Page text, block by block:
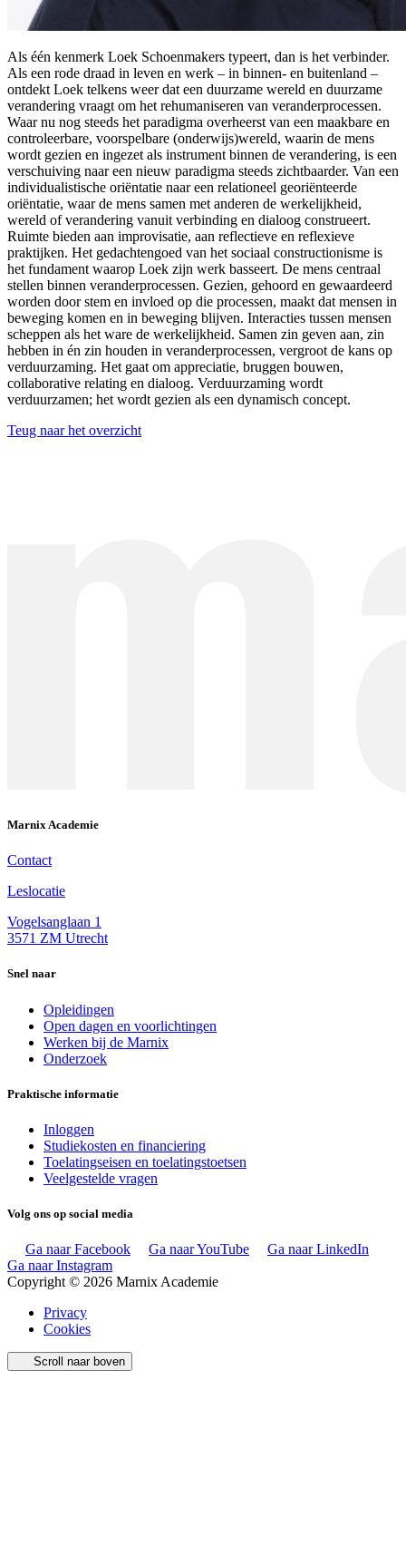
Als één kenmerk Loek Schoenmakers typeert, dan is het verbinder.
Als een rode draad in leven en werk – in binnen- en buitenland –
ontdekt Loek telkens weer dat een duurzame wereld en duurzame
verandering vraagt om het rehumaniseren van veranderprocessen.
Waar nu nog steeds het paradigma overheerst van een maakbare en
controleerbare, voorspelbare (onderwijs)wereld, waarin de mens
wordt gezien en ingezet als instrument binnen de verandering, is een
verschuiving naar een nieuw paradigma steeds zichtbaarder. Van een
individualistische oriëntatie naar een relationeel georiënteerde
oriëntatie, waar de mens samen met anderen de werkelijkheid,
wereld of verandering vanuit verbinding en dialoog construeert.
Ruimte bieden aan improvisatie, aan reflectieve en reflexieve
praktijken. Het gedachtengoed van het sociaal constructionisme is
het fundament waarop Loek zijn werk basseert. De mens centraal
stellen binnen veranderprocessen. Gezien, gehoord en gewaardeerd
worden door stem en invloed op die processen, maakt dat mensen in
beweging komen en in beweging blijven. Interacties tussen mensen
scheppen als het ware de werkelijkheid. Samen zin geven aan, zin
hebben in én zin houden in veranderprocessen, vergroot de kans op
verduurzaming. Het gaat om appreciatie, bruggen bouwen,
collaborative relating en dialoog. Verduurzaming wordt
verduurzamen; het wordt gezien als een dynamisch concept.
Teug naar het overzicht
Marnix Academie
Contact
Leslocatie
Vogelsanglaan 1
3571 ZM Utrecht
Snel naar
Opleidingen
Open dagen en voorlichtingen
Werken bij de Marnix
Onderzoek
Praktische informatie
Inloggen
Studiekosten en financiering
Toelatingseisen en toelatingstoetsen
Veelgestelde vragen
Volg ons op social media
Ga naar Facebook Ga naar YouTube
Ga naar LinkedIn
Ga naar Instagram
Copyright © 2026 Marnix Academie
Privacy
Cookies
Scroll naar boven